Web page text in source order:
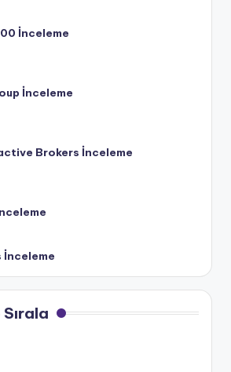
İnceleme
İnceleme
Brokers İnceleme
İnceleme